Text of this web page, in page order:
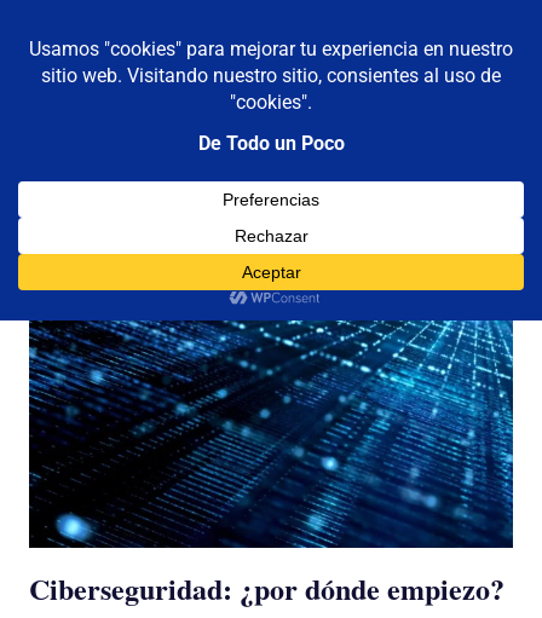
contenido
De todo un poco
Reflexiones,
Viajes
MENÚ
Ciberseguridad: ¿por dónde empiezo?